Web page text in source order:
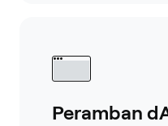
Peramban